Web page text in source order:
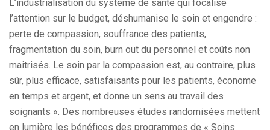
L’industrialisation du système de santé qui focalise
l’attention sur le budget, déshumanise le soin et engendre :
perte de compassion, souffrance des patients,
fragmentation du soin, burn out du personnel et coûts non
maitrisés. Le soin par la compassion est, au contraire, plus
sûr, plus efficace, satisfaisants pour les patients, économe
en temps et argent, et donne un sens au travail des
soignants ». Des nombreuses études randomisées mettent
en lumière les bénéfices des programmes de « Soins